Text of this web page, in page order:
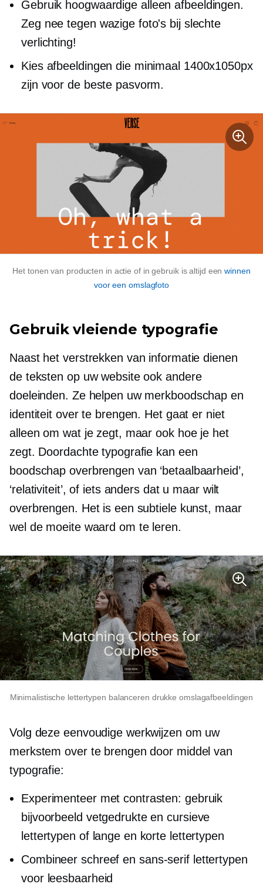
Gebruik hoogwaardige alleen afbeeldingen.
Zeg nee tegen wazige foto's bij slechte
verlichting!
Kies afbeeldingen die minimaal 1400х1050px
zijn voor de beste pasvorm.
Het tonen van producten in actie of in gebruik is altijd eenwinnen
voor een omslagfoto
Gebruik vleiende typografie
Naast het verstrekken van informatie dienen
de teksten op uw website ook andere
doeleinden. Ze helpen uw merkboodschap en
identiteit over te brengen. Het gaat er niet
alleen om wat je zegt, maar ook hoe je het
zegt. Doordachte typografie kan een
boodschap overbrengen van ‘betaalbaarheid’,
‘relativiteit’, of iets anders dat u maar wilt
overbrengen. Het is een subtiele kunst, maar
wel de moeite waard om te leren.
Minimalistische lettertypen balanceren drukke omslagafbeeldingen
Volg deze eenvoudige werkwijzen om uw
merkstem over te brengen door middel van
typografie:
Experimenteer met contrasten: gebruik
bijvoorbeeld vetgedrukte en cursieve
lettertypen of lange en korte lettertypen
Combineer schreef en sans-seriflettertypen
voor leesbaarheid